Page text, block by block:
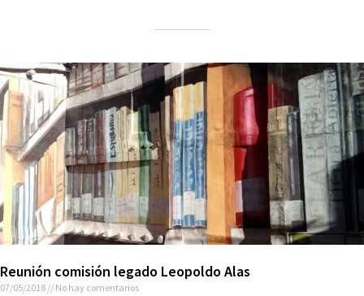
Reunión comisión legado Leopoldo Alas
07/05/2018 No hay comentarios